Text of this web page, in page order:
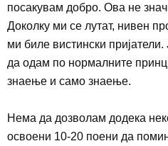
посакувам добро. Ова не
Доколку ми се лутат, нивен
ми биле вистински
да одам по нормалните
знаење и само знаење.
Нема да дозволам додека
освоени 10-20 поени да